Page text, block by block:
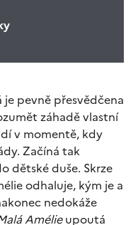
pevně přesvědčena
záhadě vlastní
v momentě, kdy
Začíná tak
dětské duše. Skrze
odhaluje, kým je a
nedokáže
Amélieupoutá